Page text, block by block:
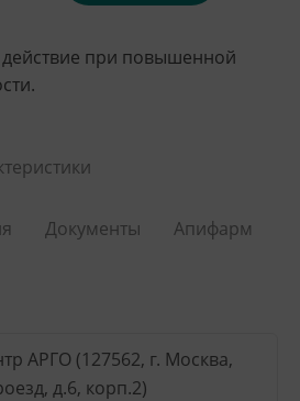
при повышенной
Документы Апифарм
АРГО (127562, г. Москва,
д.6, корп.2)